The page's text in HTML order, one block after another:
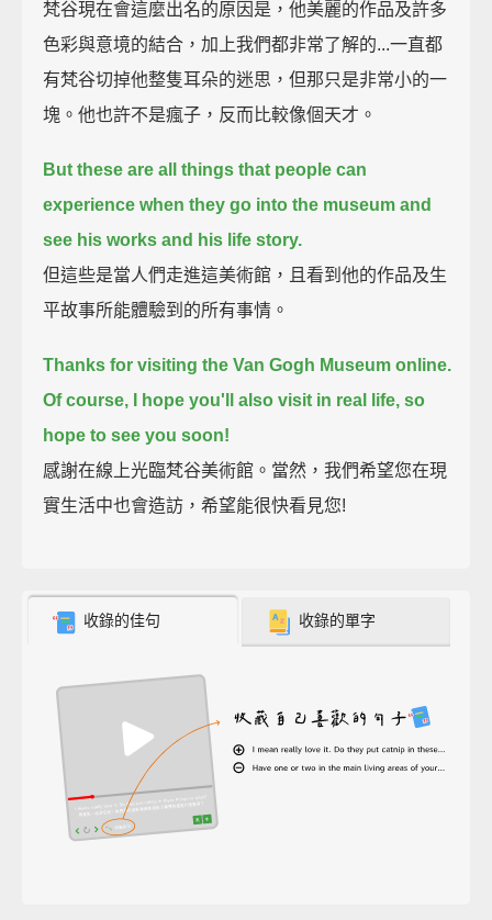
梵谷現在會這麼出名的原因是，他美麗的作品及許多
色彩與意境的結合，加上我們都非常了解的...一直都
有梵谷切掉他整隻耳朵的迷思，但那只是非常小的一
塊。他也許不是瘋子，反而比較像個天才。
But these are all things that people can
experience when they go into the museum and
see his works and his life story.
但這些是當人們走進這美術館，且看到他的作品及生
平故事所能體驗到的所有事情。
Thanks for visiting the Van Gogh Museum online.
Of course, I hope you'll also visit in real life, so
hope to see you soon!
感謝在線上光臨梵谷美術館。當然，我們希望您在現
實生活中也會造訪，希望能很快看見您!
收錄的佳句 收錄的單字